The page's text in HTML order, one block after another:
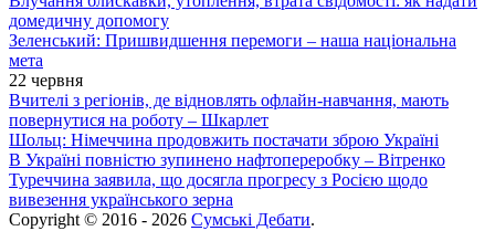
домедичну допомогу
Зеленський: Пришвидшення перемоги – наша національна
мета
22 червня
Вчителі з регіонів, де відновлять офлайн-навчання, мають
повернутися на роботу – Шкарлет
Шольц: Німеччина продовжить постачати зброю Україні
В Україні повністю зупинено нафтопереробку – Вітренко
Туреччина заявила, що досягла прогресу з Росією щодо
вивезення українського зерна
Copyright © 2016 - 2026 Сумські Дебати.